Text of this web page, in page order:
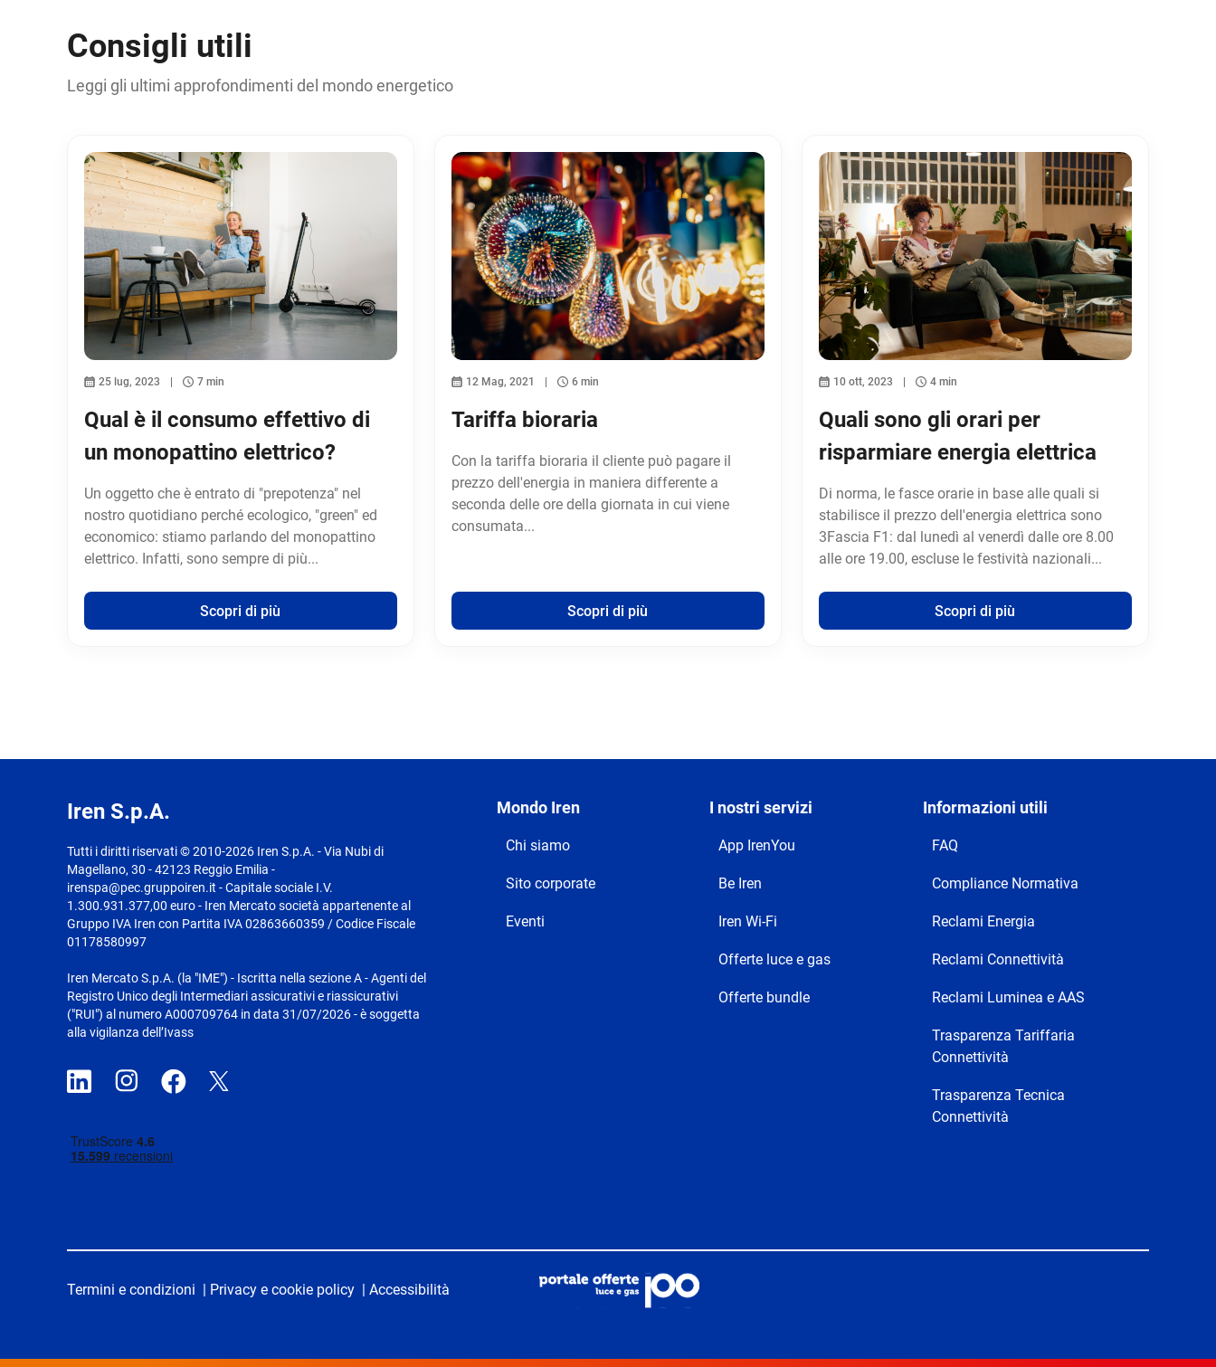
Consigli utili
Leggi gli ultimi approfondimenti del mondo energetico
25 lug, 2023 7 min
Qual è il consumo effettivo di
un monopattino elettrico?
Un oggetto che è entrato di "prepotenza" nel
nostro quotidiano perché ecologico, "green" ed
economico: stiamo parlando del monopattino
elettrico. Infatti, sono sempre di più...
Scopri di più
12 Mag, 2021 6 min
Tariffa bioraria
Con la tariffa bioraria il cliente può pagare il
prezzo dell'energia in maniera differente a
seconda delle ore della giornata in cui viene
consumata...
Scopri di più
10 ott, 2023 4 min
Quali sono gli orari per
risparmiare energia elettrica
Di norma, le fasce orarie in base alle quali si
stabilisce il prezzo dell'energia elettrica sono
3Fascia F1: dal lunedì al venerdì dalle ore 8.00
alle ore 19.00, escluse le festività nazionali...
Scopri di più
Iren S.p.A.
Tutti i diritti riservati © 2010-2026 Iren S.p.A. - Via Nubi di
Magellano, 30 - 42123 Reggio Emilia -
irenspa@pec.gruppoiren.it - Capitale sociale I.V.
1.300.931.377,00 euro - Iren Mercato società appartenente al
Gruppo IVA Iren con Partita IVA 02863660359 / Codice Fiscale
01178580997
Iren Mercato S.p.A. (la "IME") - Iscritta nella sezione A - Agenti del
Registro Unico degli Intermediari assicurativi e riassicurativi
("RUI") al numero A000709764 in data 31/07/2026 - è soggetta
alla vigilanza dell’Ivass
Mondo Iren
Chi siamo
Sito corporate
Eventi
I nostri servizi
App IrenYou
Be Iren
Iren Wi-Fi
Offerte luce e gas
Offerte bundle
Informazioni utili
FAQ
Compliance Normativa
Reclami Energia
Reclami Connettività
Reclami Luminea e AAS
Trasparenza Tariffaria
Connettività
Trasparenza Tecnica
Connettività
Termini e condizioni | Privacy e cookie policy | Accessibilità